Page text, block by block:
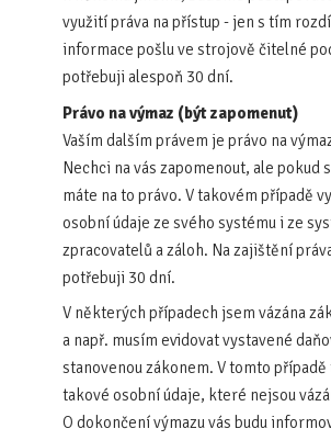
využití práva na přístup - jen s tím
informace pošlu ve strojově čitelné
potřebuji alespoň 30 dní.
Právo na výmaz (být zapomenut)
Vaším dalším právem je právo na
Nechci na vás zapomenout, ale pokud
máte na to právo. V takovém případě
osobní údaje ze svého systému i ze
zpracovatelů a záloh. Na zajištění
potřebuji 30 dní.
V některých případech jsem vázána
a např. musím evidovat vystavené
stanovenou zákonem. V tomto
takové osobní údaje, které nejsou
O dokončení výmazu vás budu